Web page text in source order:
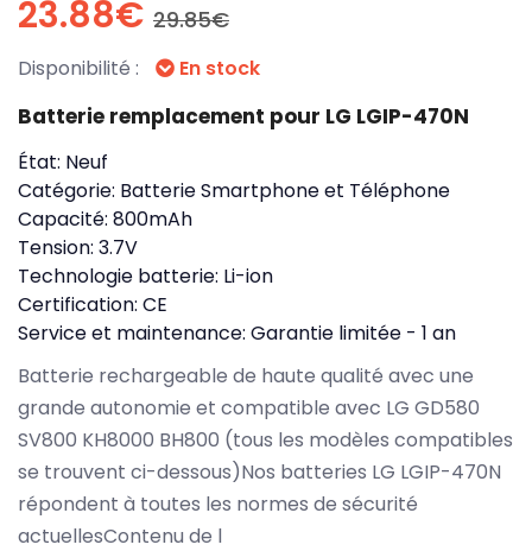
23.88€ 29.85€
Disponibilité : En stock
Batterie remplacement pour LG LGIP-470N
État: Neuf
Catégorie: Batterie Smartphone et Téléphone
Capacité: 800mAh
Tension: 3.7V
Technologie batterie: Li-ion
Certification: CE
Service et maintenance: Garantie limitée - 1 an
Batterie rechargeable de haute qualité avec une
grande autonomie et compatible avec LG GD580
SV800 KH8000 BH800 (tous les modèles compatibles
se trouvent ci-dessous)Nos batteries LG LGIP-470N
répondent à toutes les normes de sécurité
actuellesContenu de l